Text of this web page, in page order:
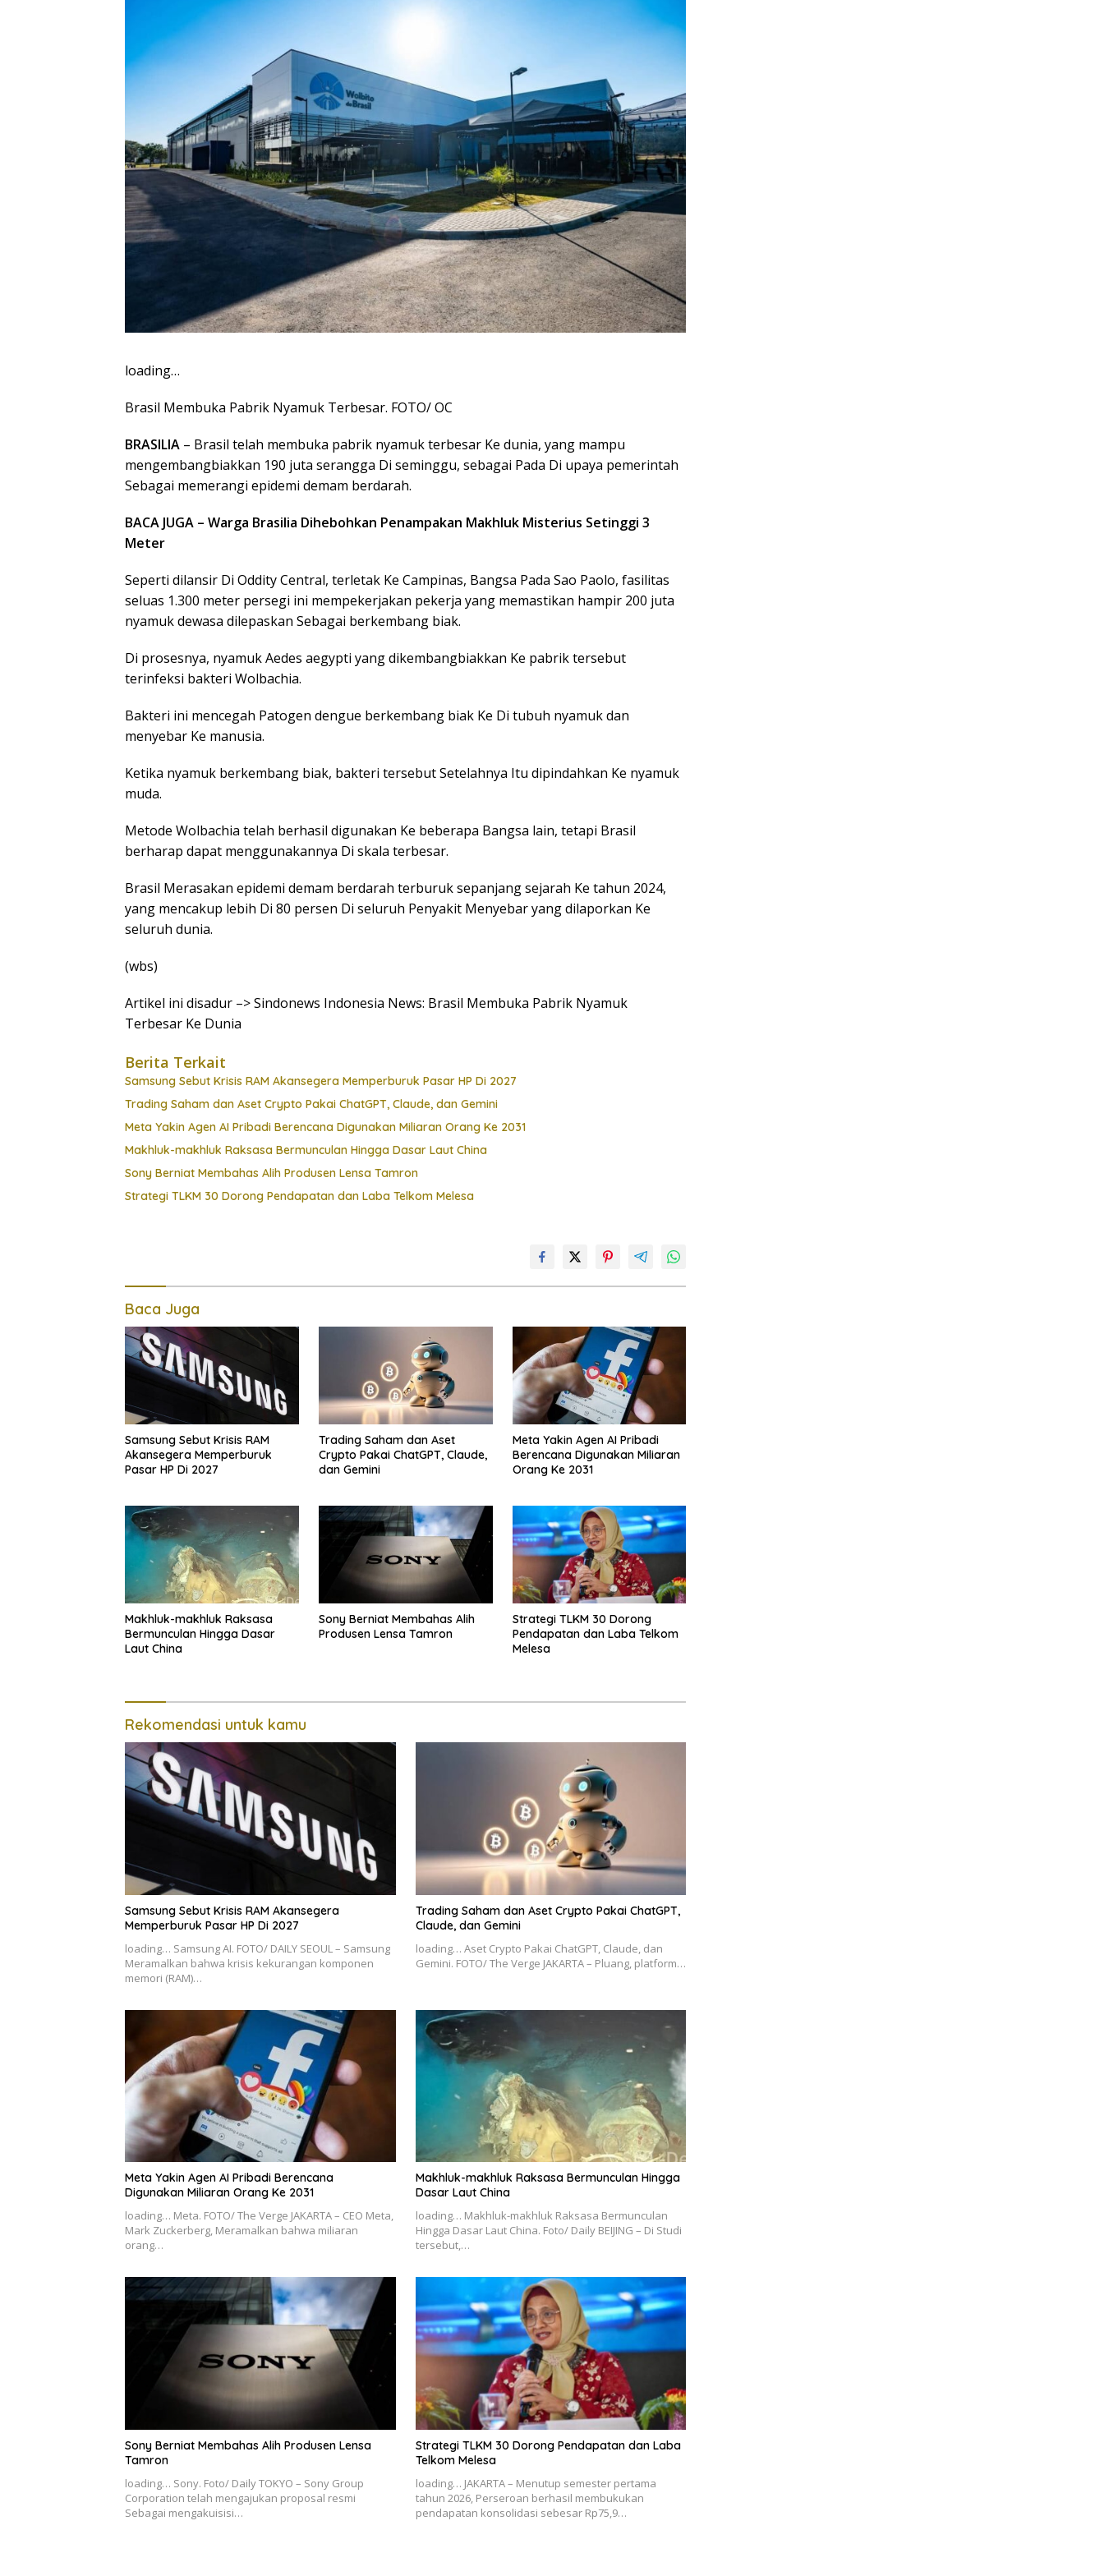
loading…
Brasil Membuka Pabrik Nyamuk Terbesar. FOTO/ OC
BRASILIA – Brasil telah membuka pabrik nyamuk terbesar Ke dunia, yang mampu
mengembangbiakkan 190 juta serangga Di seminggu, sebagai Pada Di upaya pemerintah
Sebagai memerangi epidemi demam berdarah.
BACA JUGA – Warga Brasilia Dihebohkan Penampakan Makhluk Misterius Setinggi 3
Meter
Seperti dilansir Di Oddity Central, terletak Ke Campinas, Bangsa Pada Sao Paolo, fasilitas
seluas 1.300 meter persegi ini mempekerjakan pekerja yang memastikan hampir 200 juta
nyamuk dewasa dilepaskan Sebagai berkembang biak.
Di prosesnya, nyamuk Aedes aegypti yang dikembangbiakkan Ke pabrik tersebut
terinfeksi bakteri Wolbachia.
Bakteri ini mencegah Patogen dengue berkembang biak Ke Di tubuh nyamuk dan
menyebar Ke manusia.
Ketika nyamuk berkembang biak, bakteri tersebut Setelahnya Itu dipindahkan Ke nyamuk
muda.
Metode Wolbachia telah berhasil digunakan Ke beberapa Bangsa lain, tetapi Brasil
berharap dapat menggunakannya Di skala terbesar.
Brasil Merasakan epidemi demam berdarah terburuk sepanjang sejarah Ke tahun 2024,
yang mencakup lebih Di 80 persen Di seluruh Penyakit Menyebar yang dilaporkan Ke
seluruh dunia.
(wbs)
Artikel ini disadur –> Sindonews Indonesia News: Brasil Membuka Pabrik Nyamuk
Terbesar Ke Dunia
Berita Terkait
Samsung Sebut Krisis RAM Akansegera Memperburuk Pasar HP Di 2027
Trading Saham dan Aset Crypto Pakai ChatGPT, Claude, dan Gemini
Meta Yakin Agen AI Pribadi Berencana Digunakan Miliaran Orang Ke 2031
Makhluk-makhluk Raksasa Bermunculan Hingga Dasar Laut China
Sony Berniat Membahas Alih Produsen Lensa Tamron
Strategi TLKM 30 Dorong Pendapatan dan Laba Telkom Melesa
Baca Juga
Samsung Sebut Krisis RAM
Akansegera Memperburuk
Pasar HP Di 2027
Trading Saham dan Aset
Crypto Pakai ChatGPT, Claude,
dan Gemini
Meta Yakin Agen AI Pribadi
Berencana Digunakan Miliaran
Orang Ke 2031
Makhluk-makhluk Raksasa
Bermunculan Hingga Dasar
Laut China
Sony Berniat Membahas Alih
Produsen Lensa Tamron
Strategi TLKM 30 Dorong
Pendapatan dan Laba Telkom
Melesa
Rekomendasi untuk kamu
Samsung Sebut Krisis RAM Akansegera
Memperburuk Pasar HP Di 2027
loading… Samsung AI. FOTO/ DAILY SEOUL – Samsung
Meramalkan bahwa krisis kekurangan komponen
memori (RAM)…
Trading Saham dan Aset Crypto Pakai ChatGPT,
Claude, dan Gemini
loading… Aset Crypto Pakai ChatGPT, Claude, dan
Gemini. FOTO/ The Verge JAKARTA – Pluang, platform…
Meta Yakin Agen AI Pribadi Berencana
Digunakan Miliaran Orang Ke 2031
loading… Meta. FOTO/ The Verge JAKARTA – CEO Meta,
Mark Zuckerberg, Meramalkan bahwa miliaran
orang…
Makhluk-makhluk Raksasa Bermunculan Hingga
Dasar Laut China
loading… Makhluk-makhluk Raksasa Bermunculan
Hingga Dasar Laut China. Foto/ Daily BEIJING – Di Studi
tersebut,…
Sony Berniat Membahas Alih Produsen Lensa
Tamron
loading… Sony. Foto/ Daily TOKYO – Sony Group
Corporation telah mengajukan proposal resmi
Sebagai mengakuisisi…
Strategi TLKM 30 Dorong Pendapatan dan Laba
Telkom Melesa
loading… JAKARTA – Menutup semester pertama
tahun 2026, Perseroan berhasil membukukan
pendapatan konsolidasi sebesar Rp75,9…